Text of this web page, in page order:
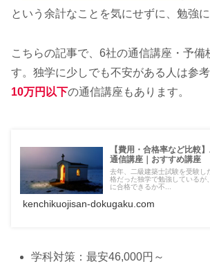
という余計なことを気にせずに、勉強に
こちらの記事で、6社の通信講座・予備
す。独学に少しでも不安がある人は参考
10万円以下の通信講座もあります。
【費用・合格率など比較
通信講座｜おすすめ講座
去年、二級建築士試験を受験し
格だった独学で勉強しているが
に合格できるか不...
kenchikuojisan-dokugaku.com
学科対策：最安46,000円～